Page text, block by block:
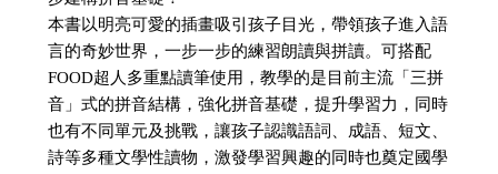
本書以明亮可愛的插畫吸引孩子目光，帶領孩子進入語
言的奇妙世界，一步一步的練習朗讀與拼讀。可搭配
FOOD超人多重點讀筆使用，教學的是目前主流「三拼
音」式的拼音結構，強化拼音基礎，提升學習力，同時
也有不同單元及挑戰，讓孩子認識語詞、成語、短文、
詩等多種文學性讀物，激發學習興趣的同時也奠定國學